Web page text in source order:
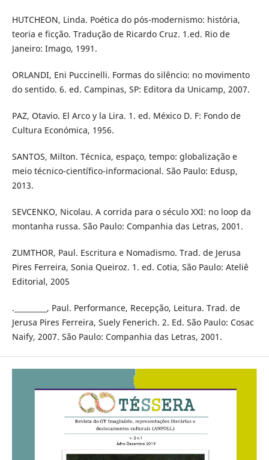
HUTCHEON, Linda. Poética do pós-modernismo: história,
teoria e ficção. Tradução de Ricardo Cruz. 1.ed. Rio de
Janeiro: Imago, 1991.
ORLANDI, Eni Puccinelli. Formas do silêncio: no movimento
do sentido. 6. ed. Campinas, SP: Editora da Unicamp, 2007.
PAZ, Otavio. El Arco y la Lira. 1. ed. México D. F: Fondo de
Cultura Económica, 1956.
SANTOS, Milton. Técnica, espaço, tempo: globalização e
meio técnico-científico-informacional. São Paulo: Edusp,
2013.
SEVCENKO, Nicolau. A corrida para o século XXI: no loop da
montanha russa. São Paulo: Companhia das Letras, 2001.
ZUMTHOR, Paul. Escritura e Nomadismo. Trad. de Jerusa
Pires Ferreira, Sonia Queiroz. 1. ed. Cotia, São Paulo: Ateliê
Editorial, 2005
._________, Paul. Performance, Recepção, Leitura. Trad. de
Jerusa Pires Ferreira, Suely Fenerich. 2. Ed. São Paulo: Cosac
Naify, 2007. São Paulo: Companhia das Letras, 2001.